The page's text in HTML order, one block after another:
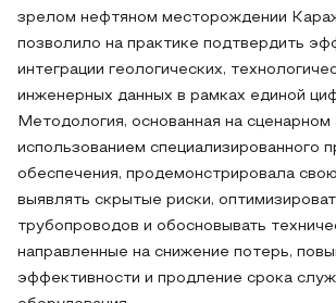
зрелом нефтяном месторождении
позволило на практике подтвердить
интеграции геологических,
инженерных данных в рамках единой
Методология, основанная на сценарном
использованием специализированного
обеспечения, продемонстрировала
выявлять скрытые риски,
трубопроводов и обосновывать
направленные на снижение потерь,
эффективности и продление срока